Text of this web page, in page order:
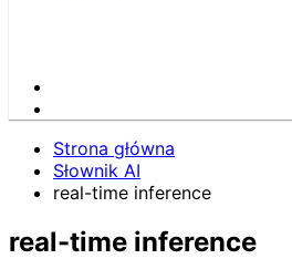
Strona główna
Słownik AI
real-time inference
real-time inference